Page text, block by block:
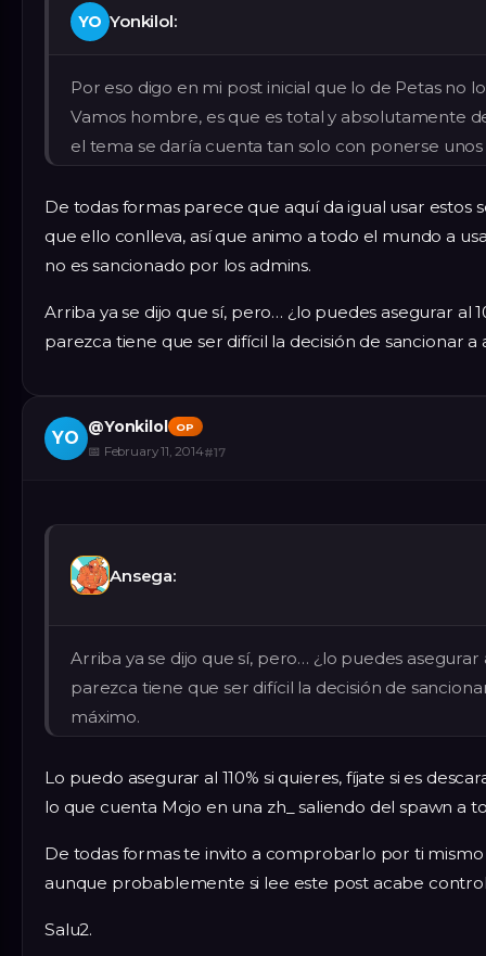
YO Yonkilol:
Por eso digo en mi post inicial que lo de Petas no
Vamos hombre, es que es total y absolutamente
el tema se daría cuenta tan solo con ponerse
De todas formas parece que aquí da igual usar estos
que ello conlleva, así que animo a todo el mundo a
no es sancionado por los admins.
Arriba ya se dijo que sí, pero… ¿lo puedes asegurar al
parezca tiene que ser difícil la decisión de sancionar
YO
@Yonkilol OP
📅 February 11, 2014#17
Ansega:
Arriba ya se dijo que sí, pero… ¿lo puedes asegurar
parezca tiene que ser difícil la decisión de
máximo.
Lo puedo asegurar al 110% si quieres, fíjate si es
lo que cuenta Mojo en una zh_ saliendo del spawn a
De todas formas te invito a comprobarlo por ti
aunque probablemente si lee este post acabe
Salu2.